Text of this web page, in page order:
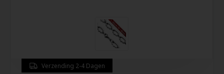
Verzending 2-4 Dagen